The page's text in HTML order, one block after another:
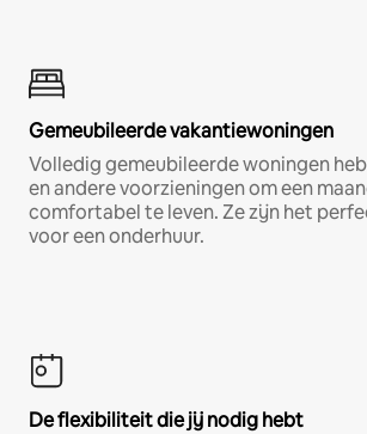
Gemeubileerde vakantiewoningen
Volledig gemeubileerde woningen
en andere voorzieningen om een
comfortabel te leven. Ze zijn het
voor een onderhuur.
De flexibiliteit die jij nodig hebt